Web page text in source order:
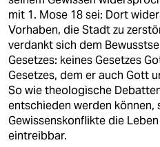
mit 1. Mose 18 sei: Dort
Vorhaben, die Stadt zu
verdankt sich dem
Gesetzes: keines Gesetzes
Gesetzes, dem er auch Gott
So wie theologische
entschieden werden können,
Gewissenskonflikte die
eintreibbar.